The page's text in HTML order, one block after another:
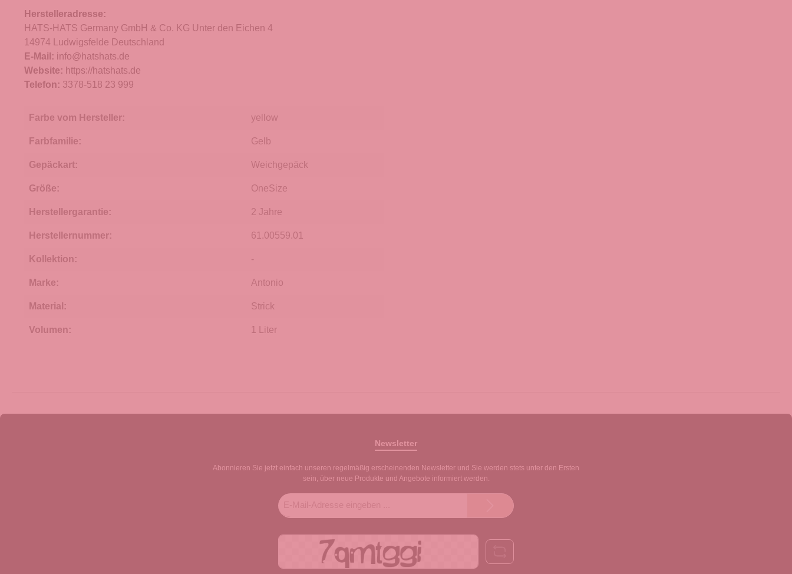
Herstelleradresse:
HATS-HATS Germany GmbH & Co. KG Unter den Eichen 4
14974 Ludwigsfelde Deutschland
E-Mail: info@hatshats.de
Website: https://hatshats.de
Telefon: 3378-518 23 999
Farbe vom Hersteller: yellow
Farbfamilie: Gelb
Gepäckart: Weichgepäck
Größe: OneSize
Herstellergarantie: 2 Jahre
Herstellernummer: 61.00559.01
Kollektion: -
Marke: Antonio
Material: Strick
Volumen: 1 Liter
Newsletter
Abonnieren Sie jetzt einfach unseren regelmäßig erscheinenden Newsletter und Sie werden stets unter den Ersten
sein, über neue Produkte und Angebote informiert werden.
Adresse*